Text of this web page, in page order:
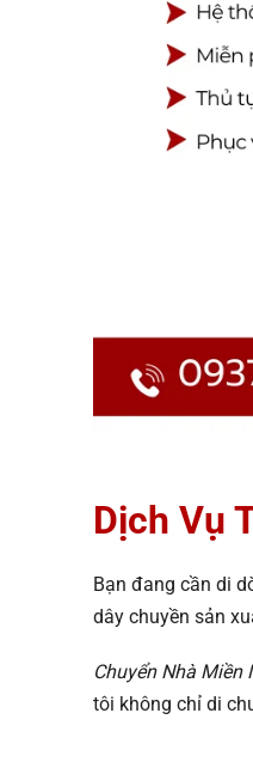
Dịch Vụ
Bạn đang cần di
dây chuyền sản
Chuyển Nhà Miền
tôi không chỉ di